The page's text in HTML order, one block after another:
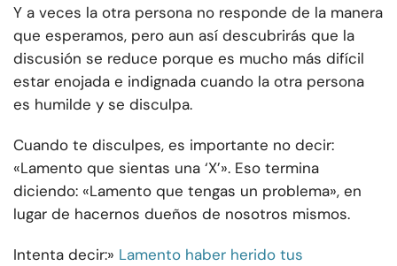
Y a veces la otra persona no responde de la manera
que esperamos, pero aun así descubrirás que la
discusión se reduce porque es mucho más difícil
estar enojada e indignada cuando la otra persona
es humilde y se disculpa.
Cuando te disculpes, es importante no decir:
«Lamento que sientas una ‘X’». Eso termina
diciendo: «Lamento que tengas un problema», en
lugar de hacernos dueños de nosotros mismos.
Intenta decir:» Lamento haber herido tus